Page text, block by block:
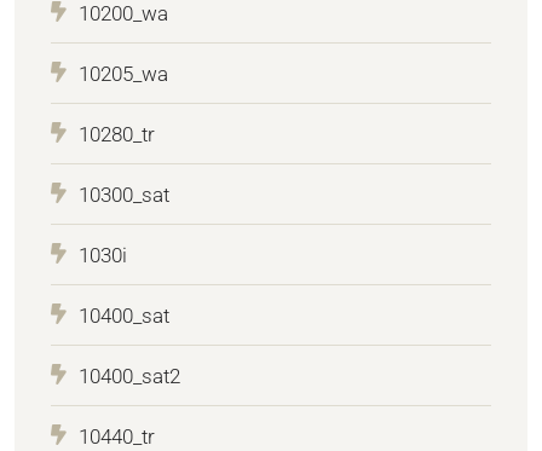
10200_wa
10205_wa
10280_tr
10300_sat
1030i
10400_sat
10400_sat2
10440_tr